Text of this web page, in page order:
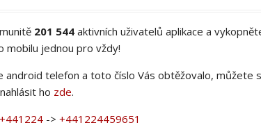
201 544 aktivních uživatelů aplikace a
mobilu jednou pro vždy!
android telefon a toto číslo Vás obtěžovalo, můžete
ho zde.
+441224 -> +441224459651